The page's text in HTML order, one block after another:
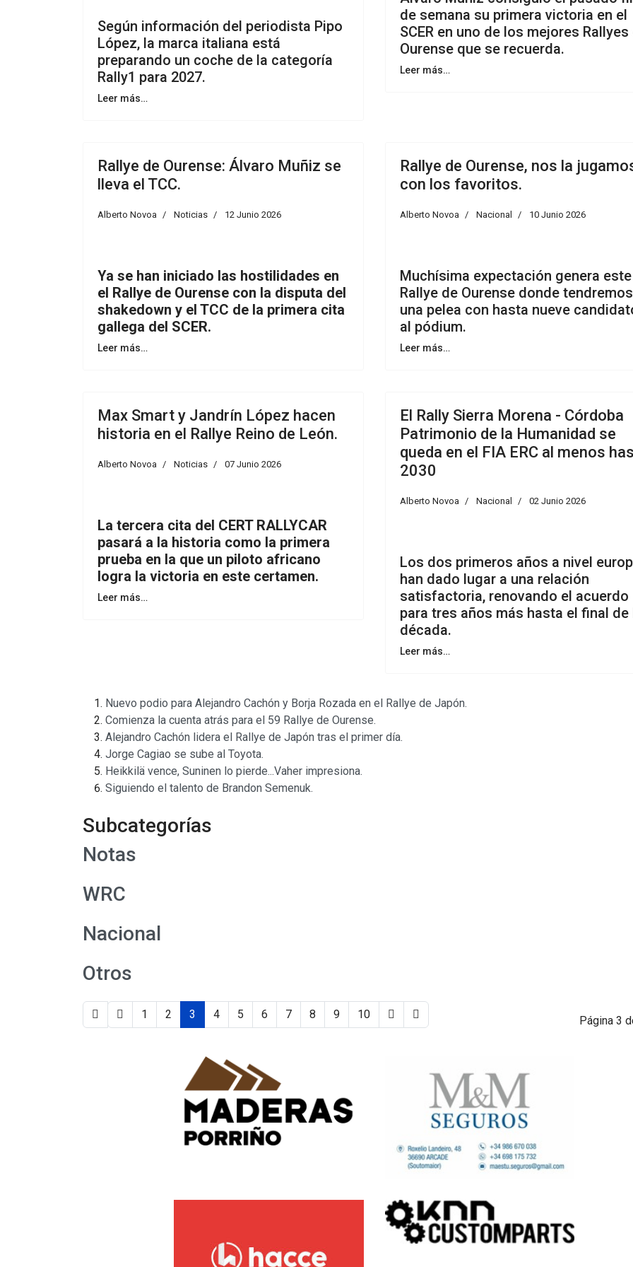
Según información del periodista Pipo
López, la marca italiana está
preparando un coche de la categoría
Rally1 para 2027.
Leer más…
de semana su primera victoria en el
SCER en uno de los mejores Rallyes
Ourense que se recuerda.
Leer más…
Rallye de Ourense: Álvaro Muñiz se
lleva el TCC.
Alberto Novoa Noticias 12 Junio 2026
Ya se han iniciado las hostilidades en
el Rallye de Ourense con la disputa del
shakedown y el TCC de la primera cita
gallega del SCER.
Leer más…
Rallye de Ourense, nos la
con los favoritos.
Alberto Novoa Nacional 10 Junio 2026
Muchísima expectación genera
Rallye de Ourense donde tendremos
una pelea con hasta nueve
al pódium.
Leer más…
Max Smart y Jandrín López hacen
historia en el Rallye Reino de León.
Alberto Novoa Noticias 07 Junio 2026
La tercera cita del CERT RALLYCAR
pasará a la historia como la primera
prueba en la que un piloto africano
logra la victoria en este certamen.
Leer más…
El Rally Sierra Morena - Córdoba
Patrimonio de la Humanidad se
queda en el FIA ERC al menos
2030
Alberto Novoa Nacional 02 Junio 2026
Los dos primeros años a nivel
han dado lugar a una relación
satisfactoria, renovando el acuerdo
para tres años más hasta el final de
década.
Leer más…
Nuevo podio para Alejandro Cachón y Borja Rozada en el Rallye de Japón.
Comienza la cuenta atrás para el 59 Rallye de Ourense.
Alejandro Cachón lidera el Rallye de Japón tras el primer día.
Jorge Cagiao se sube al Toyota.
Heikkilä vence, Suninen lo pierde...Vaher impresiona.
Siguiendo el talento de Brandon Semenuk.
Subcategorías
Notas
WRC
Nacional
Otros
Página 3
1 2 3 4 5 6 7 8 9 10